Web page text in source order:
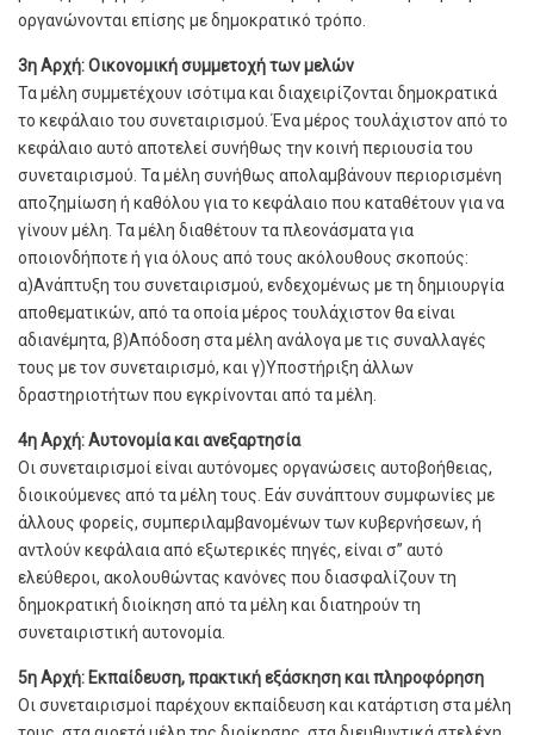
οργανώνονται επίσης με δημοκρατικό τρόπο.
3η Αρχή: Οικονομική συμμετοχή των μελών
Τα μέλη συμμετέχουν ισότιμα και διαχειρίζονται δημοκρατικά
το κεφάλαιο του συνεταιρισμού. Ένα μέρος τουλάχιστον από το
κεφάλαιο αυτό αποτελεί συνήθως την κοινή περιουσία του
συνεταιρισμού. Τα μέλη συνήθως απολαμβάνουν περιορισμένη
αποζημίωση ή καθόλου για το κεφάλαιο που καταθέτουν για να
γίνουν μέλη. Τα μέλη διαθέτουν τα πλεονάσματα για
οποιονδήποτε ή για όλους από τους ακόλουθους σκοπούς:
α)Ανάπτυξη του συνεταιρισμού, ενδεχομένως με τη δημιουργία
αποθεματικών, από τα οποία μέρος τουλάχιστον θα είναι
αδιανέμητα, β)Απόδοση στα μέλη ανάλογα με τις συναλλαγές
τους με τον συνεταιρισμό, και γ)Υποστήριξη άλλων
δραστηριοτήτων που εγκρίνονται από τα μέλη.
4η Αρχή: Αυτονομία και ανεξαρτησία
Οι συνεταιρισμοί είναι αυτόνομες οργανώσεις αυτοβοήθειας,
διοικούμενες από τα μέλη τους. Εάν συνάπτουν συμφωνίες με
άλλους φορείς, συμπεριλαμβανομένων των κυβερνήσεων, ή
αντλούν κεφάλαια από εξωτερικές πηγές, είναι σ” αυτό
ελεύθεροι, ακολουθώντας κανόνες που διασφαλίζουν τη
δημοκρατική διοίκηση από τα μέλη και διατηρούν τη
συνεταιριστική αυτονομία.
5η Αρχή: Εκπαίδευση, πρακτική εξάσκηση και πληροφόρηση
Οι συνεταιρισμοί παρέχουν εκπαίδευση και κατάρτιση στα μέλη